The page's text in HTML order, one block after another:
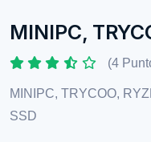
MINIPC,
(4
MINIPC, TRYCOO,
SSD